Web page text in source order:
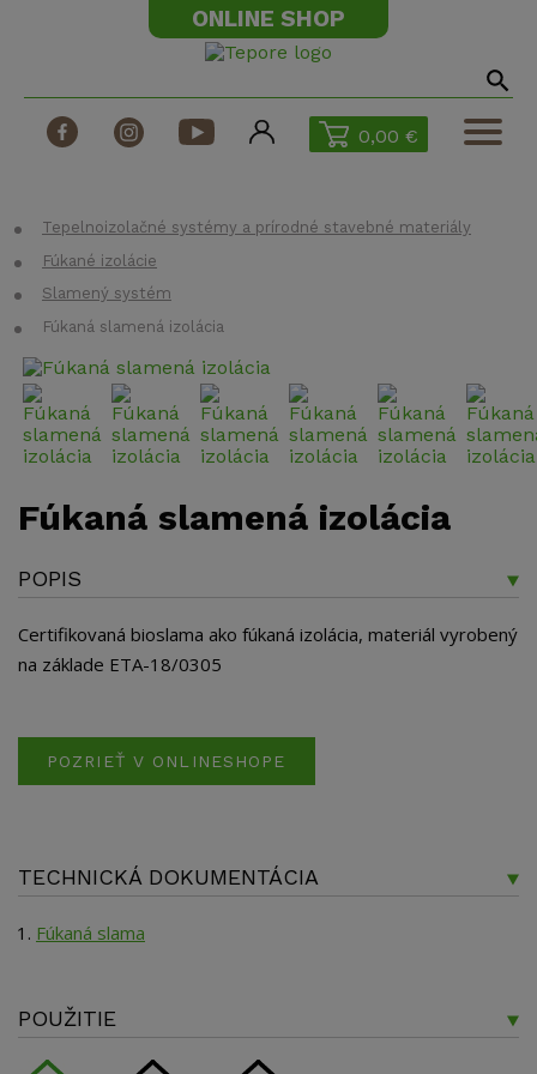
0,00 €
Technické dokumenty
Fúkané izolácie
Stroje na fúkané izolácie
Odborné články
Katalóg Tepore
Dotácie
Kontakt
Tepelnoizolačné systémy a prírodné stavebné materiály
Fúkané izolácie
Slamený systém
Fúkaná slamená izolácia
Fúkaná slamená izolácia
POPIS
Certifikovaná bioslama ako fúkaná izolácia, materiál vyrobený
na základe ETA-18/0305
POZRIEŤ V ONLINESHOPE
TECHNICKÁ DOKUMENTÁCIA
Fúkaná slama
POUŽITIE
ONLINE SHOP